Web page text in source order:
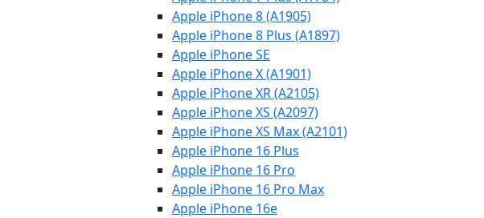
Apple iPhone 8 (A1905)
Apple iPhone 8 Plus (A1897)
Apple iPhone SE
Apple iPhone X (A1901)
Apple iPhone XR (A2105)
Apple iPhone XS (A2097)
Apple iPhone XS Max (A2101)
Apple iPhone 16 Plus
Apple iPhone 16 Pro
Apple iPhone 16 Pro Max
Apple iPhone 16e